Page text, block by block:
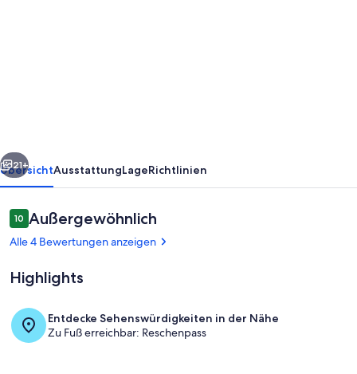
in
Nauders
(165495)
Unterkunftsgelände
Weiter
21+
ÜbersichtAusstattungLageRichtlinien
Bewertungen
1010 von 10.
Außergewöhnlich
Alle 4 Bewertungen anzeigen
Highlights
Entdecke Sehenswürdigkeiten in der Nähe
Zu Fuß erreichbar: Reschenpass